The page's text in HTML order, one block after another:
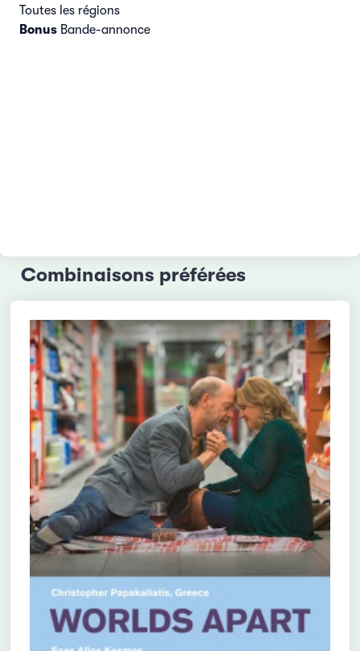
Toutes les régions
Bonus Bande-annonce
Combinaisons préférées